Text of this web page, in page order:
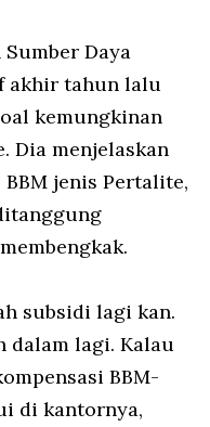
Daya
akhir tahun lalu
kemungkinan
Dia menjelaskan
jenis Pertalite,
subsidi lagi kan.
dalam lagi. Kalau
BBM-
di kantornya,